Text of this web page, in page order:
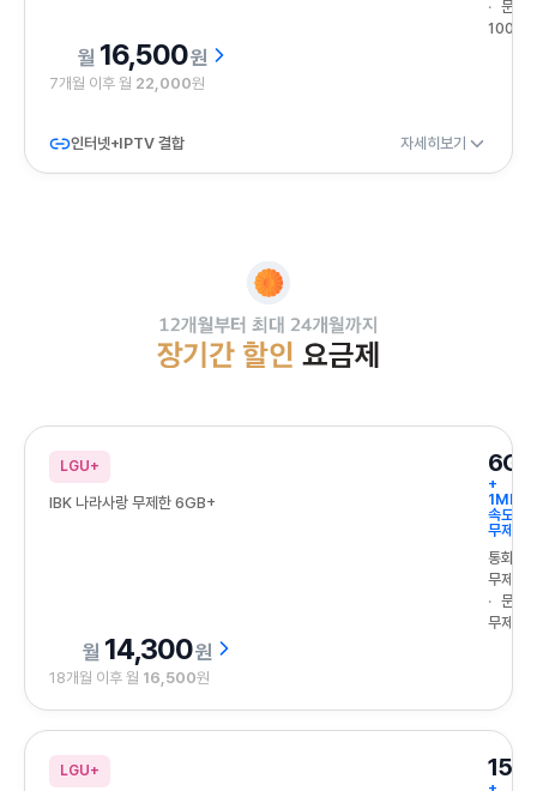
문자
100건
16,500원
7개월 이후 월 22,000원
인터넷+IPTV 결합 자세히보기
12개월부터 최대 24개월까지 장기간 할인 요금제
LGU+
IBK 나라사랑 무제한 6GB+
6GB
+
1Mbps
속도
무제한
통화
무제한
문자
무제한
14,300원
18개월 이후 월 16,500원
LGU+